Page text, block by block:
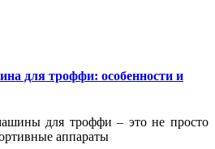
для троффи: особенности и
для троффи – это не просто
аппараты